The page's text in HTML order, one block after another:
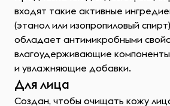
входят такие активные
(этанол или изопропиловый
обладает антимикробными
влагоудерживающие
и увлажняющие добавки.
Для лица
Создан, чтобы очищать кожу